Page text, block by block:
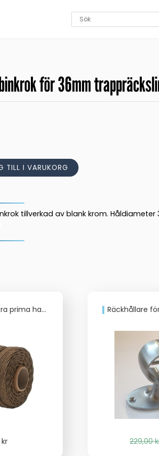
för 36mm
TILL I VARUKORG
tillverkad av blank krom.
hampa
kr
Räckhållare för
229,00